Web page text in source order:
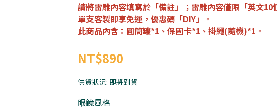
請將雷雕內容填寫於「備註」；雷雕內容僅限「英文10
單支客製即享免運，優惠碼「DIY」。
此商品內含：圓筒罐*1、保固卡*1、掛繩(隨機)*1。
NT$890
供貨狀況: 即將到貨
眼鏡風格